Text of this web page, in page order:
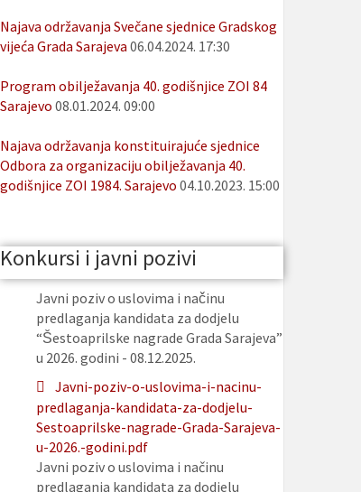
Najava održavanja Svečane sjednice Gradskog
vijeća Grada Sarajeva 06.04.2024. 17:30
Program obilježavanja 40. godišnjice ZOI 84
Sarajevo 08.01.2024. 09:00
Najava održavanja konstituirajuće sjednice
Odbora za organizaciju obilježavanja 40.
godišnjice ZOI 1984. Sarajevo 04.10.2023. 15:00
Konkursi i javni pozivi
Javni poziv o uslovima i načinu
predlaganja kandidata za dodjelu
“Šestoaprilske nagrade Grada Sarajeva”
u 2026. godini - 08.12.2025.
Javni-poziv-o-uslovima-i-nacinu-
predlaganja-kandidata-za-dodjelu-
Sestoaprilske-nagrade-Grada-Sarajeva-
u-2026.-godini.pdf
Javni poziv o uslovima i načinu
predlaganja kandidata za dodjelu